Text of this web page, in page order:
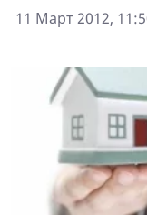
11 Март 2012,